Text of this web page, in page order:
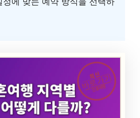
최신
바로가기
신혼여행